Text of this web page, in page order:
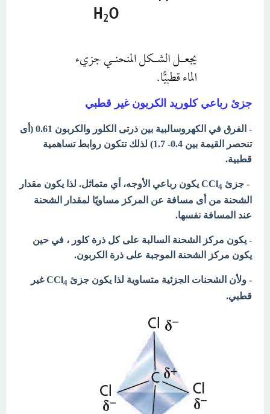
جزئ رباعي كلوريد الكربون غير قطبي
- الفرق في الكهروسالبية بين ذرتى الكلور والكربون 0.61 (أى
تنحصر القيمة بين 0.4- 1.7) لذلك تتكون روابط تساهمية
قطبية.
- جزئ CCl 4
يكون رباعي الأوجه، أي متماثل. لذا يكون مقدار
الشحنة من أى مسافة عن المركز مساويًا لمقدار الشحنة
عند المسافة نفسها.
- يكون مركز الشحنة السالبة على كل ذرة كلور ، في حين
يكون مركز الشحنة الموجبة على ذرة الكربون.
- ولأن الشحنات الجزئية متساوية لذا يكون جزئ CCl 4
غير
قطبي.